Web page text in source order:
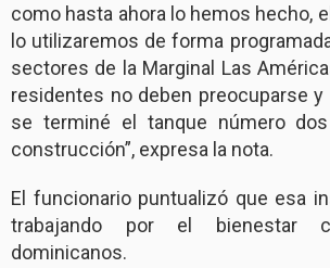
como hasta ahora lo hemos hecho,
lo utilizaremos de forma
sectores de la Marginal Las
residentes no deben preocuparse
se terminé el tanque número
construcción”, expresa la nota.
El funcionario puntualizó que esa
trabajando por el bienestar
dominicanos.